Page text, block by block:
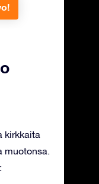
kirkkaita
muotonsa.